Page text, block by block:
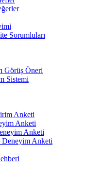
Sorumluları
Görüş Öneri
Sistemi
Anketi
Anketi
Anketi
Deneyim Anketi